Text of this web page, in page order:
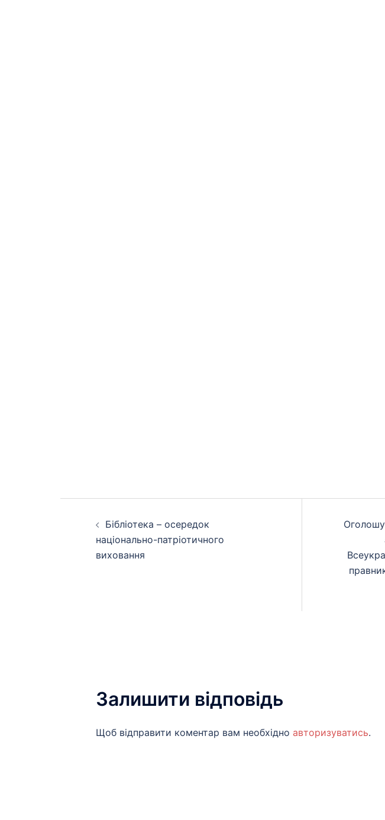
Бібліотека – осередок
національно-патріотичного
виховання
Залишити відповідь
Щоб відправити коментар вам необхідно авторизуватись.